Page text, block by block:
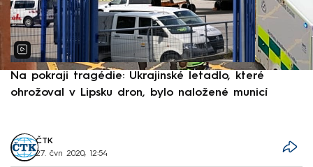
Na pokraji tragédie: Ukrajinské letadlo, které
ohrožoval v Lipsku dron, bylo naložené municí
ČTK
27. čvn 2020, 12:54